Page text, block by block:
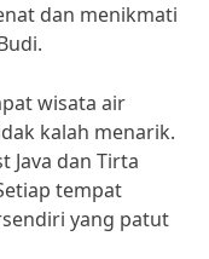
dan menikmati
wisata air
kalah menarik.
Java dan Tirta
tempat
yang patut